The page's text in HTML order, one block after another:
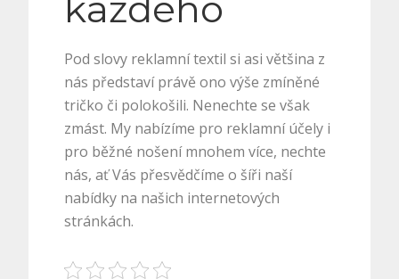
Pod slovy reklamní textil si asi většina z
nás představí právě ono výše zmíněné
tričko či polokošili. Nenechte se však
zmást. My nabízíme pro reklamní účely i
pro běžné nošení mnohem více, nechte
nás, ať Vás přesvědčíme o šíři naší
nabídky na našich internetových
stránkách.